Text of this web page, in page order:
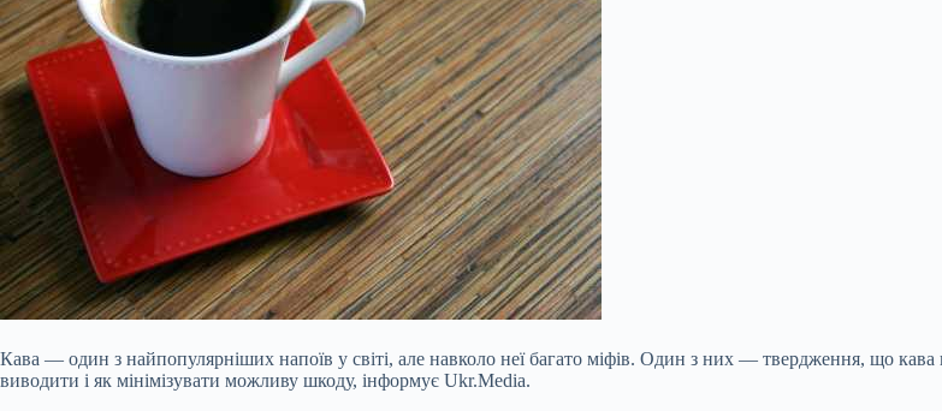
Кава — один з найпопулярніших напоїв у світі, але навколо неї багато міфів. Один з них — твердження, що
виводити і як мінімізувати можливу шкоду, інформує Ukr.Media.